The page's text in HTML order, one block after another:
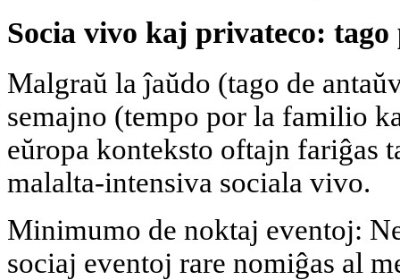
Socia vivo kaj privateco: tago
Malgraŭ la ĵaŭdo (tago de
semajno (tempo por la familio
eŭropa konteksto oftajn fariĝas
malalta-intensiva sociala vivo.
Minimumo de noktaj eventoj:
sociaj eventoj rare nomiĝas al